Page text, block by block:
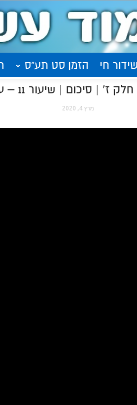
שידור חי הזמן סט תע"ס
| שיעור 11 – עמוד תקד – תקה
מרץ 4, 2020